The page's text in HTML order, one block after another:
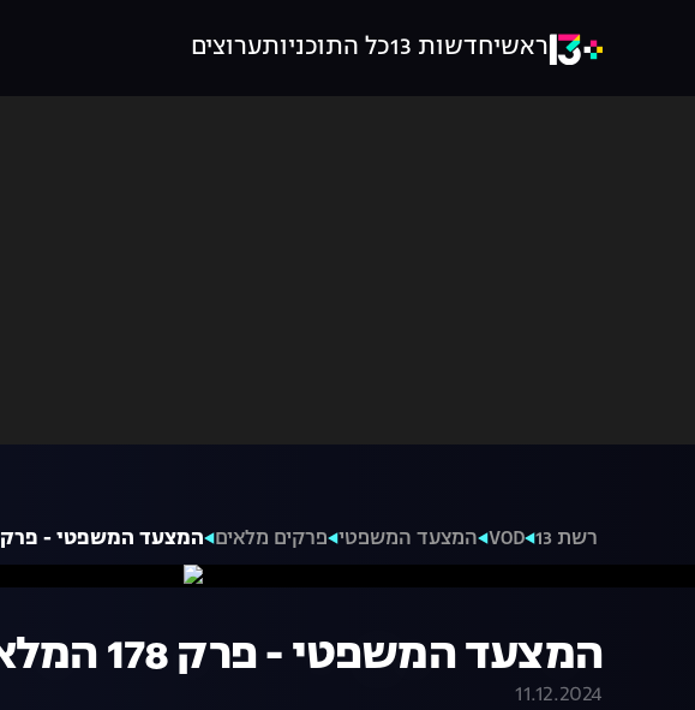
ראשיחדשות 13 כל התוכניותערוצים
רשת 13 VOD המצעד המשפטי פרקים מלאים המצעד המשפטי - פרק 178 המלא
המצעד המשפטי - פרק 178 המלא
11.12.2024